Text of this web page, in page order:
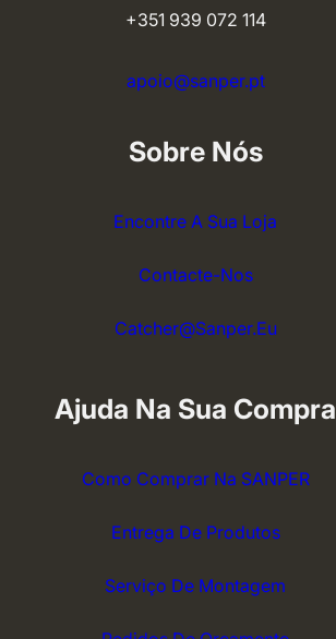
+351 939 072 114
apoio@sanper.pt
Sobre Nós
Encontre A Sua Loja
Contacte-Nos
Catcher@sanper.eu
Ajuda Na Sua Compra
Como Comprar Na SANPER
Entrega De Produtos
Serviço De Montagem